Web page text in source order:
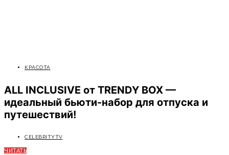
КРАСОТА
ALL INCLUSIVE от TRENDY BOX —
идеальный бьюти-набор для отпуска и
путешествий!
CELEBRITYTV
ЧИТАТЬ